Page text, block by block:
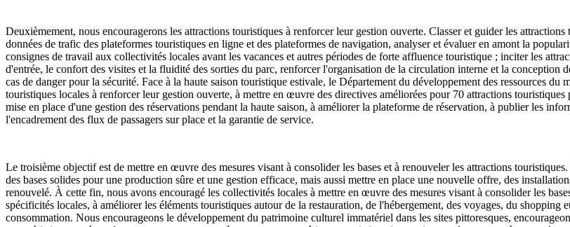
Deuxièmement, nous encouragerons les attractions touristiques à renforcer leur gestion ouverte. Classer et guider les
données de trafic des plateformes touristiques en ligne et des plateformes de navigation, analyser et évaluer en amont la
consignes de travail aux collectivités locales avant les vacances et autres périodes de forte affluence touristique ; inciter les
d'entrée, le confort des visites et la fluidité des sorties du parc, renforcer l'organisation de la circulation interne et la conception
cas de danger pour la sécurité. Face à la haute saison touristique estivale, le Département du développement des ressources
touristiques locales à renforcer leur gestion ouverte, à mettre en œuvre des directives améliorées pour 70 attractions
mise en place d'une gestion des réservations pendant la haute saison, à améliorer la plateforme de réservation, à publier les
l'encadrement des flux de passagers sur place et la garantie de service.
Le troisième objectif est de mettre en œuvre des mesures visant à consolider les bases et à renouveler les attractions
des bases solides pour une production sûre et une gestion efficace, mais aussi mettre en place une nouvelle offre, des
renouvelé. À cette fin, nous avons encouragé les collectivités locales à mettre en œuvre des mesures visant à consolider les
spécificités locales, à améliorer les éléments touristiques autour de la restauration, de l'hébergement, des voyages, du
consommation. Nous encourageons le développement du patrimoine culturel immatériel dans les sites pittoresques,